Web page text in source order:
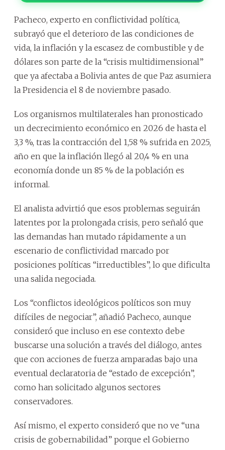
Pacheco, experto en conflictividad política,
subrayó que el deterioro de las condiciones de
vida, la inflación y la escasez de combustible y de
dólares son parte de la “crisis multidimensional”
que ya afectaba a Bolivia antes de que Paz asumiera
la Presidencia el 8 de noviembre pasado.
Los organismos multilaterales han pronosticado
un decrecimiento económico en 2026 de hasta el
3,3 %, tras la contracción del 1,58 % sufrida en 2025,
año en que la inflación llegó al 20,4 % en una
economía donde un 85 % de la población es
informal.
El analista advirtió que esos problemas seguirán
latentes por la prolongada crisis, pero señaló que
las demandas han mutado rápidamente a un
escenario de conflictividad marcado por
posiciones políticas “irreductibles”, lo que dificulta
una salida negociada.
Los “conflictos ideológicos políticos son muy
difíciles de negociar”, añadió Pacheco, aunque
consideró que incluso en ese contexto debe
buscarse una solución a través del diálogo, antes
que con acciones de fuerza amparadas bajo una
eventual declaratoria de “estado de excepción”,
como han solicitado algunos sectores
conservadores.
Así mismo, el experto consideró que no ve “una
crisis de gobernabilidad” porque el Gobierno